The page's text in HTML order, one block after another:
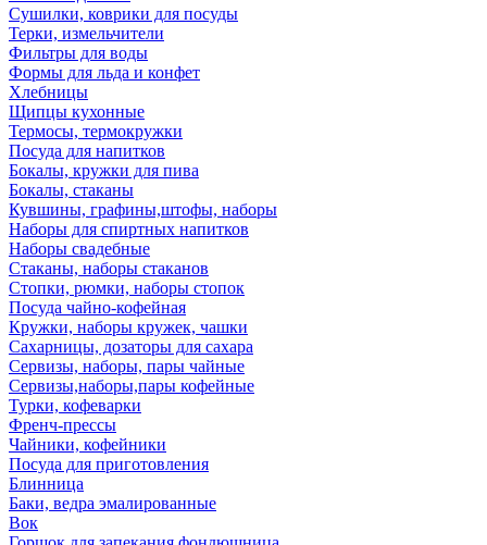
Сушилки, коврики для посуды
Терки, измельчители
Фильтры для воды
Формы для льда и конфет
Хлебницы
Щипцы кухонные
Термосы, термокружки
Посуда для напитков
Бокалы, кружки для пива
Бокалы, стаканы
Кувшины, графины,штофы, наборы
Наборы для спиртных напитков
Наборы свадебные
Стаканы, наборы стаканов
Стопки, рюмки, наборы стопок
Посуда чайно-кофейная
Кружки, наборы кружек, чашки
Сахарницы, дозаторы для сахара
Сервизы, наборы, пары чайные
Сервизы,наборы,пары кофейные
Турки, кофеварки
Френч-прессы
Чайники, кофейники
Посуда для приготовления
Блинница
Баки, ведра эмалированные
Вок